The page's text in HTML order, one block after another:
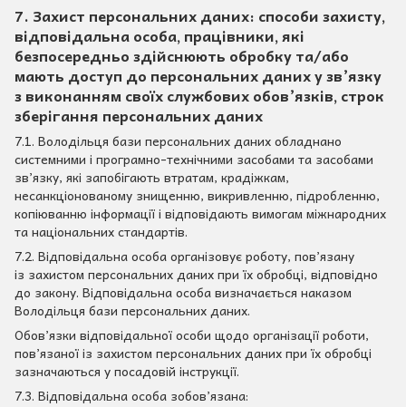
7. Захист персональних даних: способи захисту,
відповідальна особа, працівники, які
безпосередньо здійснюють обробку та/або
мають доступ до персональних даних у зв’язку
з виконанням своїх службових обов’язків, строк
зберігання персональних даних
7.1. Володільця бази персональних даних обладнано
системними і програмно-технічними засобами та засобами
зв’язку, які запобігають втратам, крадіжкам,
несанкціонованому знищенню, викривленню, підробленню,
копіюванню інформації і відповідають вимогам міжнародних
та національних стандартів.
7.2. Відповідальна особа організовує роботу, пов’язану
із захистом персональних даних при їх обробці, відповідно
до закону. Відповідальна особа визначається наказом
Володільця бази персональних даних.
Обов’язки відповідальної особи щодо організації роботи,
пов’язаної із захистом персональних даних при їх обробці
зазначаються у посадовій інструкції.
7.3. Відповідальна особа зобов’язана: